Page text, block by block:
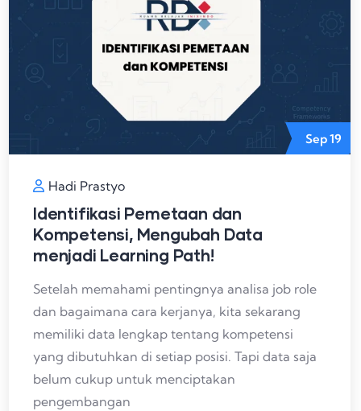
Sep19
Hadi Prastyo
Identifikasi Pemetaan dan
Kompetensi, Mengubah Data
menjadi Learning Path!
Setelah memahami pentingnya analisa job role
dan bagaimana cara kerjanya, kita sekarang
memiliki data lengkap tentang kompetensi
yang dibutuhkan di setiap posisi. Tapi data saja
belum cukup untuk menciptakan
pengembangan